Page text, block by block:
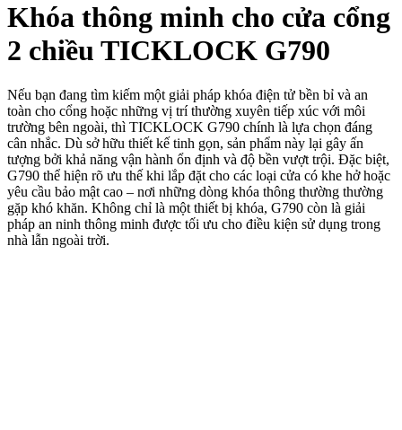
Khóa thông minh cho cửa cổng
2 chiều TICKLOCK G790
Nếu bạn đang tìm kiếm một giải pháp khóa điện tử bền bỉ và an
toàn cho cổng hoặc những vị trí thường xuyên tiếp xúc với môi
trường bên ngoài, thì TICKLOCK G790 chính là lựa chọn đáng
cân nhắc. Dù sở hữu thiết kế tinh gọn, sản phẩm này lại gây ấn
tượng bởi khả năng vận hành ổn định và độ bền vượt trội. Đặc biệt,
G790 thể hiện rõ ưu thế khi lắp đặt cho các loại cửa có khe hở hoặc
yêu cầu bảo mật cao – nơi những dòng khóa thông thường thường
gặp khó khăn. Không chỉ là một thiết bị khóa, G790 còn là giải
pháp an ninh thông minh được tối ưu cho điều kiện sử dụng trong
nhà lẫn ngoài trời.